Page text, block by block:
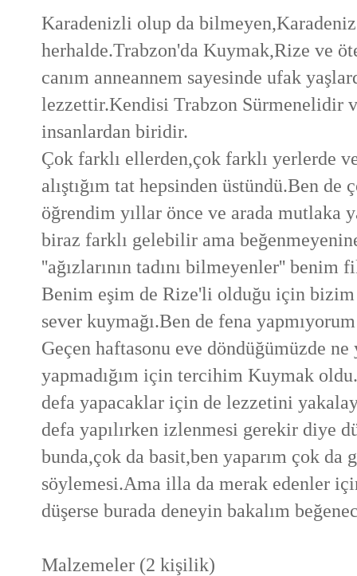
Karadenizli olup da
herhalde.Trabzon'da Kuymak,Rize ve
canım anneannem sayesinde ufak
lezzettir.Kendisi Trabzon Sürmenelidir
insanlardan biridir.
Çok farklı ellerden,çok farklı yerlerde
alıştığım tat hepsinden üstündü.Ben
öğrendim yıllar önce ve arada mutlaka
biraz farklı gelebilir ama
''ağızlarının tadını bilmeyenler'' benim
Benim eşim de Rize'li olduğu için bizim
sever kuymağı.Ben de fena
Geçen haftasonu eve döndüğümüzde
yapmadığım için tercihim Kuymak
defa yapacaklar için de lezzetini
defa yapılırken izlenmesi gerekir diye
bunda,çok da basit,ben yaparım çok
söylemesi.Ama illa da merak edenler
düşerse burada deneyin bakalım
Malzemeler (2 kişilik)